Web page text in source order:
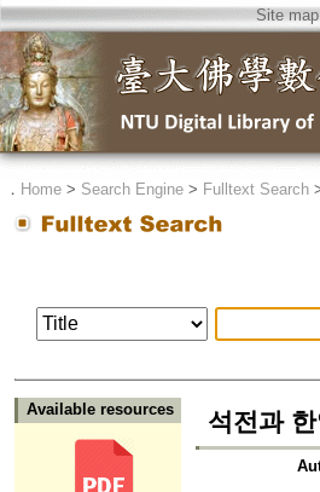
Site map
． Home> Search Engine> Fulltext Search
Available resources 석전과